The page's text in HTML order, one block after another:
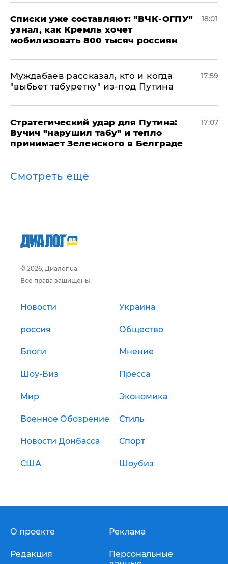
Списки уже составляют: "ВЧК-ОГПУ"
узнал, как Кремль хочет
мобилизовать 800 тысяч россиян
18:01
Муждабаев рассказал, кто и когда
"выбьет табуретку" из-под Путина
17:59
Стратегический удар для Путина:
Вучич "нарушил табу" и тепло
принимает Зеленского в Белграде
17:07
Смотреть ещё
© 2026, Диалог.ua
Все права защищены.
Новости Украина
россия Общество
Блоги Мнение
Шоу-Биз Пресса
Мир Экономика
Военное Обозрение Стиль
Новости Донбасса Спорт
США Шоубиз
О проекте
Редакция
Реклама
Персональные